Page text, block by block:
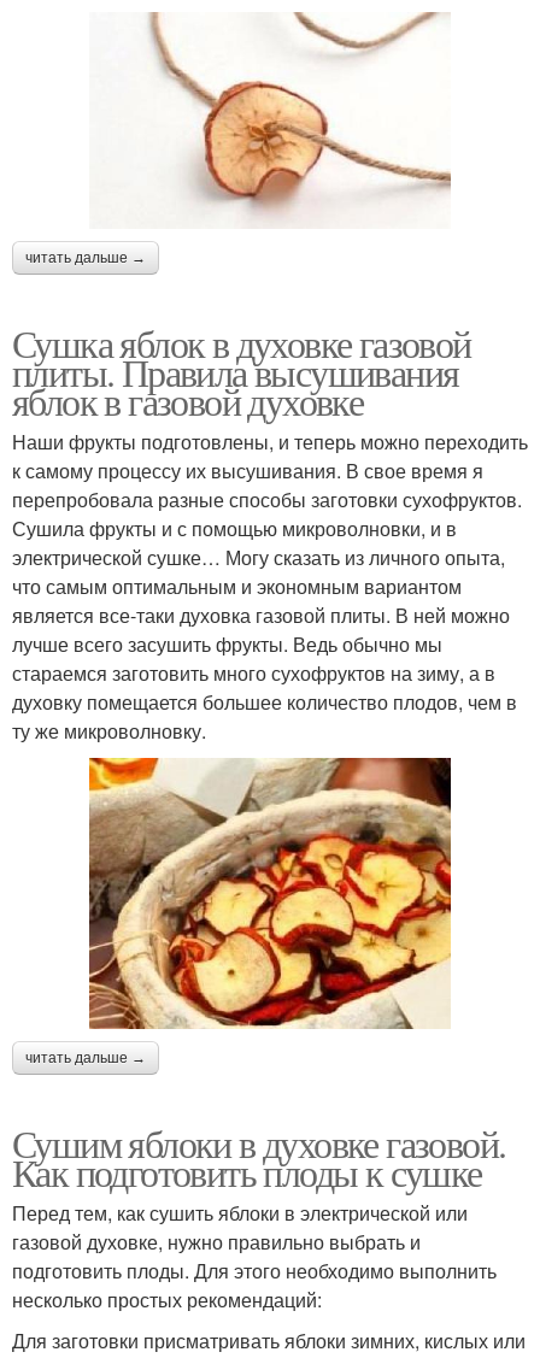
читать дальше →
Сушка яблок в духовке газовой
плиты. Правила высушивания
яблок в газовой духовке
Наши фрукты подготовлены, и теперь можно переходить
к самому процессу их высушивания. В свое время я
перепробовала разные способы заготовки сухофруктов.
Сушила фрукты и с помощью микроволновки, и в
электрической сушке… Могу сказать из личного опыта,
что самым оптимальным и экономным вариантом
является все-таки духовка газовой плиты. В ней можно
лучше всего засушить фрукты. Ведь обычно мы
стараемся заготовить много сухофруктов на зиму, а в
духовку помещается большее количество плодов, чем в
ту же микроволновку.
читать дальше →
Сушим яблоки в духовке газовой.
Как подготовить плоды к сушке
Перед тем, как сушить яблоки в электрической или
газовой духовке, нужно правильно выбрать и
подготовить плоды. Для этого необходимо выполнить
несколько простых рекомендаций:
Для заготовки присматривать яблоки зимних, кислых или